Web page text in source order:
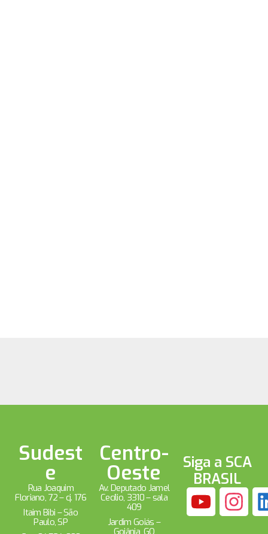
Sudest
e
Rua Joaquim
Floriano, 72 – cj. 176
Itaim Bibi – São
Paulo, SP
Centro-
Oeste
Av. Deputado Jamel
Cecílio, 3310 – sala
409
Jardim Goiás –
Siga a SCA
BRASIL